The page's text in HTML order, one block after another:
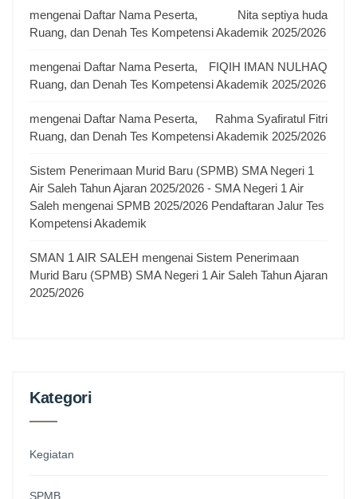
Nita septiya huda
mengenai Daftar Nama Peserta,
Ruang, dan Denah Tes Kompetensi Akademik 2025/2026
FIQIH IMAN NULHAQ
mengenai Daftar Nama Peserta,
Ruang, dan Denah Tes Kompetensi Akademik 2025/2026
Rahma Syafiratul Fitri
mengenai Daftar Nama Peserta,
Ruang, dan Denah Tes Kompetensi Akademik 2025/2026
Sistem Penerimaan Murid Baru (SPMB) SMA Negeri 1
Air Saleh Tahun Ajaran 2025/2026 - SMA Negeri 1 Air
Saleh mengenai SPMB 2025/2026 Pendaftaran Jalur Tes
Kompetensi Akademik
SMAN 1 AIR SALEH mengenai Sistem Penerimaan
Murid Baru (SPMB) SMA Negeri 1 Air Saleh Tahun Ajaran
2025/2026
Kategori
Kegiatan
SPMB